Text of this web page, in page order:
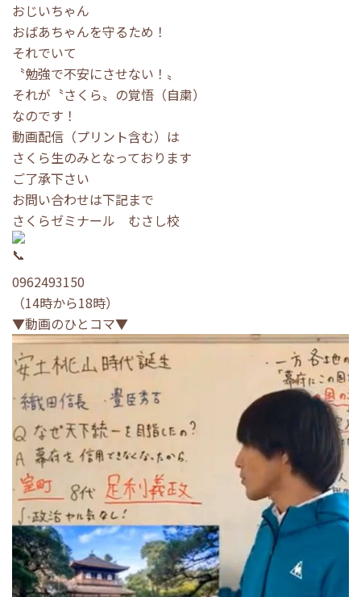
おじいちゃん
おばあちゃんを守るため！
それでいて
〝勉強で不安にさせない！〟
それが〝さくら〟の覚悟（自粛）
なのです！
動画配信（プリント含む）は
さくら生のみとなっております
ご了承下さい
お問い合わせは下記まで
さくらゼミナール むさし校
0962493150
（14時から18時）
▼動画のひとコマ▼